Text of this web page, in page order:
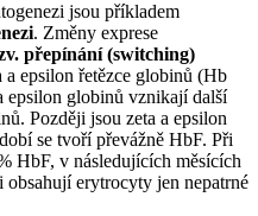
jsou příkladem
. Změny exprese
přepínání (switching)
epsilon řetězce globinů (Hb
epsilon globinů vznikají další
Později jsou zeta a epsilon
se tvoří převážně HbF. Při
HbF, v následujících měsících
obsahují erytrocyty jen nepatrné